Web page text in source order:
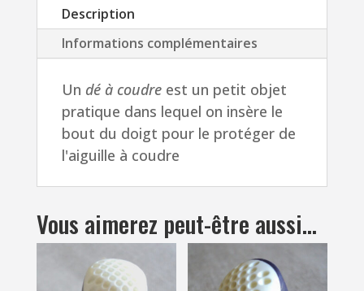
18mm
métal
Prym
anti-
dérapant
choix,
couturière
Description
Informations complémentaires
Un dé à coudreest un petit objet
pratique dans lequel on insère le
bout du doigt pour le protéger de
l'aiguille à coudre
Vous aimerez peut-être aussi…